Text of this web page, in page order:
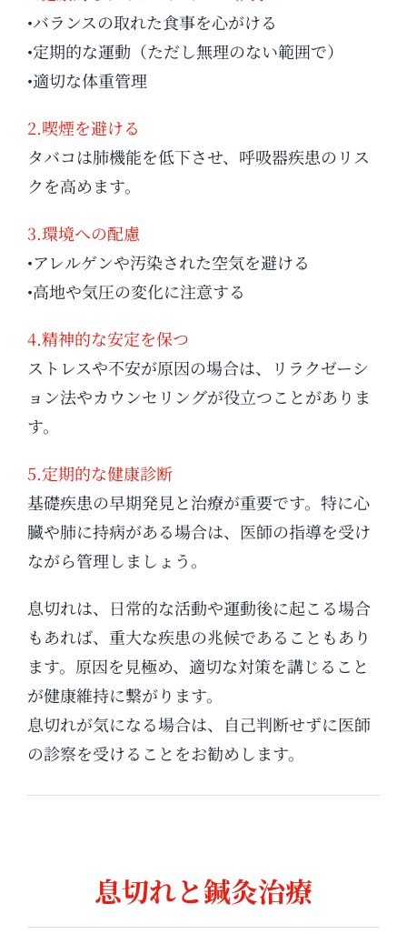
•バランスの取れた食事を心がける
•定期的な運動（ただし無理のない範囲で）
•適切な体重管理
2.喫煙を避ける
タバコは肺機能を低下させ、呼吸器疾患のリス
クを高めます。
3.環境への配慮
•アレルゲンや汚染された空気を避ける
•高地や気圧の変化に注意する
4.精神的な安定を保つ
ストレスや不安が原因の場合は、リラクゼーシ
ョン法やカウンセリングが役立つことがありま
す。
5.定期的な健康診断
基礎疾患の早期発見と治療が重要です。特に心
臓や肺に持病がある場合は、医師の指導を受け
ながら管理しましょう。
息切れは、日常的な活動や運動後に起こる場合
もあれば、重大な疾患の兆候であることもあり
ます。原因を見極め、適切な対策を講じること
が健康維持に繋がります。
息切れが気になる場合は、自己判断せずに医師
の診察を受けることをお勧めします。
息切れと鍼灸治療